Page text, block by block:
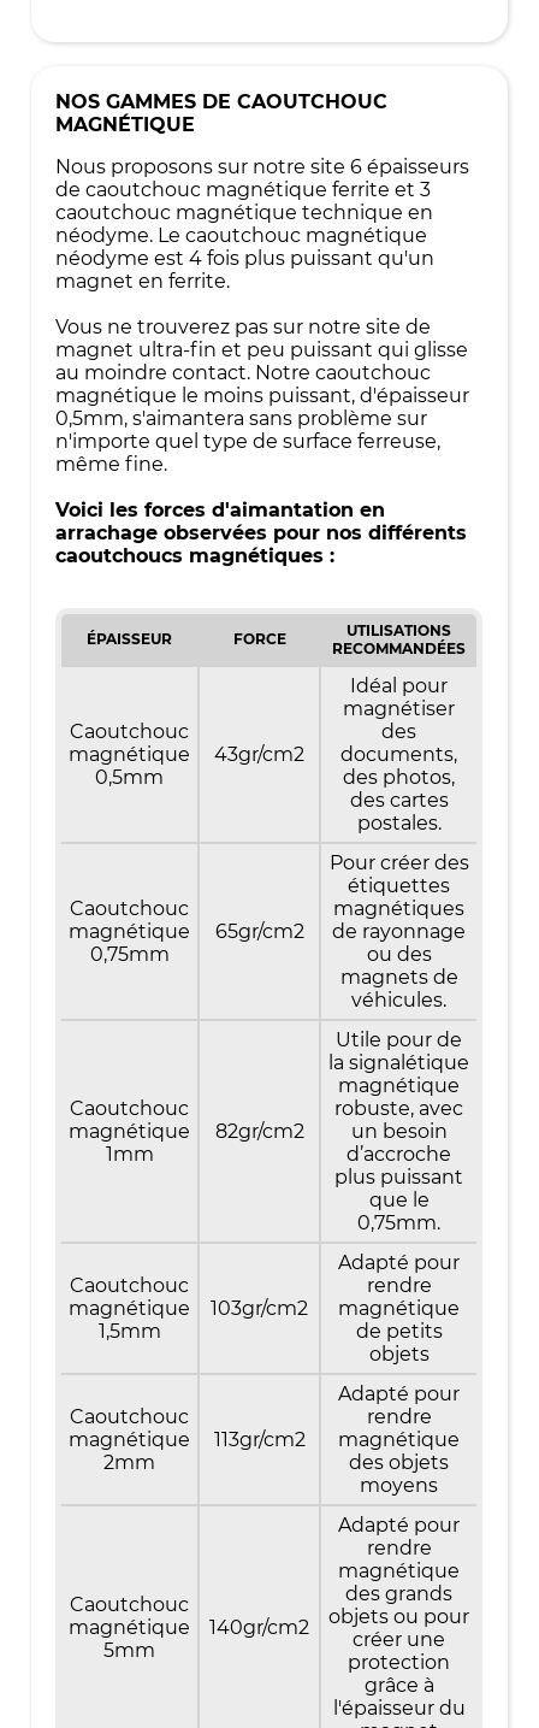
NOS GAMMES DE CAOUTCHOUC
MAGNÉTIQUE
Nous proposons sur notre site 6 épaisseurs
de caoutchouc magnétique ferrite et 3
caoutchouc magnétique technique en
néodyme. Le caoutchouc magnétique
néodyme est 4 fois plus puissant qu'un
magnet en ferrite.
Vous ne trouverez pas sur notre site de
magnet ultra-fin et peu puissant qui glisse
au moindre contact. Notre caoutchouc
magnétique le moins puissant, d'épaisseur
0,5mm, s'aimantera sans problème sur
n'importe quel type de surface ferreuse,
même fine.
Voici les forces d'aimantation en
arrachage observées pour nos différents
caoutchoucs magnétiques :
ÉPAISSEUR FORCE
UTILISATIONS
RECOMMANDÉES
Caoutchouc
magnétique
0,5mm
43gr/cm2
Idéal pour
magnétiser
des
documents,
des photos,
des cartes
postales.
Caoutchouc
magnétique
0,75mm
65gr/cm2
Pour créer des
étiquettes
magnétiques
de rayonnage
ou des
magnets de
véhicules.
Caoutchouc
magnétique
1mm
82gr/cm2
Utile pour de
la signalétique
magnétique
robuste, avec
un besoin
d’accroche
plus puissant
que le
0,75mm.
Caoutchouc
magnétique
1,5mm
103gr/cm2
Adapté pour
rendre
magnétique
de petits
objets
Caoutchouc
magnétique
2mm
113gr/cm2
Adapté pour
rendre
magnétique
des objets
moyens
Caoutchouc
magnétique
5mm
140gr/cm2
Adapté pour
rendre
magnétique
des grands
objets ou pour
créer une
protection
grâce à
l'épaisseur du